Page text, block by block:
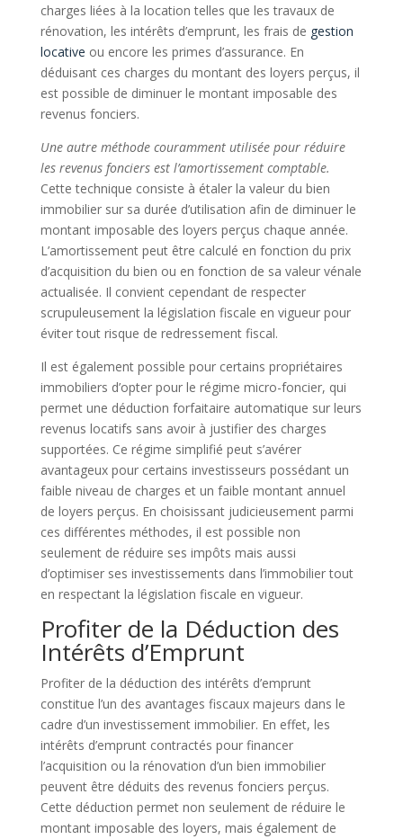
charges liées à la location telles que les travaux de
rénovation, les intérêts d’emprunt, les frais de gestion
locative ou encore les primes d’assurance. En
déduisant ces charges du montant des loyers perçus, il
est possible de diminuer le montant imposable des
revenus fonciers.
Une autre méthode couramment utilisée pour réduire
les revenus fonciers est l’amortissement comptable.
Cette technique consiste à étaler la valeur du bien
immobilier sur sa durée d’utilisation afin de diminuer le
montant imposable des loyers perçus chaque année.
L’amortissement peut être calculé en fonction du prix
d’acquisition du bien ou en fonction de sa valeur vénale
actualisée. Il convient cependant de respecter
scrupuleusement la législation fiscale en vigueur pour
éviter tout risque de redressement fiscal.
Il est également possible pour certains propriétaires
immobiliers d’opter pour le régime micro-foncier, qui
permet une déduction forfaitaire automatique sur leurs
revenus locatifs sans avoir à justifier des charges
supportées. Ce régime simplifié peut s’avérer
avantageux pour certains investisseurs possédant un
faible niveau de charges et un faible montant annuel
de loyers perçus. En choisissant judicieusement parmi
ces différentes méthodes, il est possible non
seulement de réduire ses impôts mais aussi
d’optimiser ses investissements dans l’immobilier tout
en respectant la législation fiscale en vigueur.
Profiter de la Déduction des
Intérêts d’Emprunt
Profiter de la déduction des intérêts d’emprunt
constitue l’un des avantages fiscaux majeurs dans le
cadre d’un investissement immobilier. En effet, les
intérêts d’emprunt contractés pour financer
l’acquisition ou la rénovation d’un bien immobilier
peuvent être déduits des revenus fonciers perçus.
Cette déduction permet non seulement de réduire le
montant imposable des loyers, mais également de